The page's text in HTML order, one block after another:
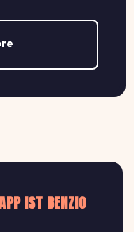
2.009
€/L
IST BENZIO